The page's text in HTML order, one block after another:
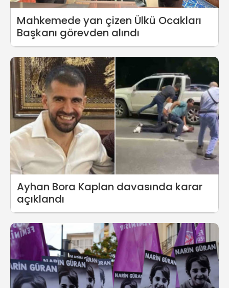
Mahkemede yan çizen Ülkü Ocakları
Başkanı görevden alındı
Ayhan Bora Kaplan davasında karar
açıklandı